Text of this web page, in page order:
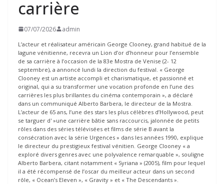
carrière
07/07/2026 admin
L’acteur et réalisateur américain George Clooney, grand habitué de la
lagune vénitienne, recevra un Lion d’or d’honneur pour l’ensemble
de sa carrière à l’occasion de la 83e Mostra de Venise (2- 12
septembre), a annoncé lundi la direction du festival. « George
Clooney est un artiste accompli et charismatique, et passionné et
original, qui a su transformer une vocation profonde en l’une des
carrières les plus brillantes du cinéma contemporain », a déclaré
dans un communiqué Alberto Barbera, le directeur de la Mostra.
L’acteur de 65 ans, l’une des stars les plus célèbres d’Hollywood, peut
se targuer d' »une carrière bâtie sans raccourcis, jalonnée de petits
rôles dans des séries télévisées et films de série B avant la
consécration avec la série Urgences » dans les années 1990, explique
le directeur du prestigieux festival vénitien. George Clooney « a
exploré divers genres avec une polyvalence remarquable », souligne
Alberto Barbera, citant notamment « Syriana » (2005), film pour lequel
il a été récompensé de l’oscar du meilleur acteur dans un second
rôle, « Ocean’s Eleven », « Gravity » et « The Descendants ».